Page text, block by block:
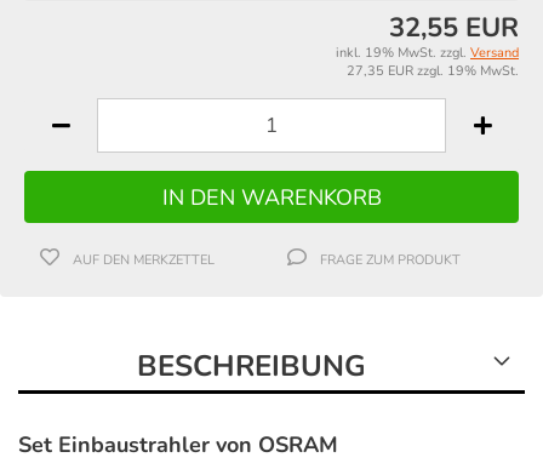
32,55 EUR
inkl. 19% MwSt. zzgl. Versand
27,35 EUR zzgl. 19% MwSt.
AUF DEN MERKZETTEL FRAGE ZUM PRODUKT
BESCHREIBUNG
Set Einbaustrahler von OSRAM